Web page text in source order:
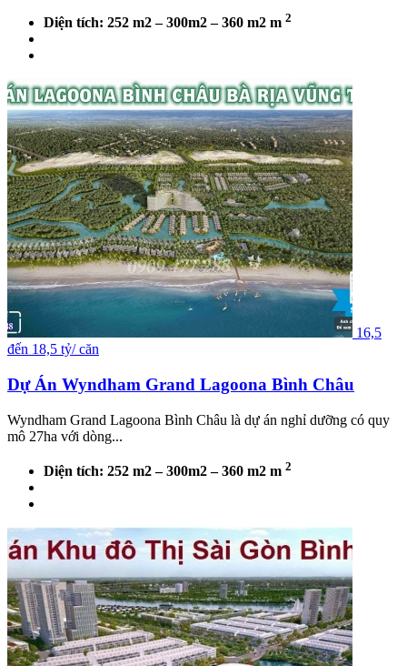
Diện tích: 252 m2 – 300m2 – 360 m2 m 2
16,5
đến 18,5 tỷ/ căn
Dự Án Wyndham Grand Lagoona Bình Châu
Wyndham Grand Lagoona Bình Châu là dự án nghỉ dưỡng có quy
mô 27ha với dòng...
Diện tích: 252 m2 – 300m2 – 360 m2 m 2